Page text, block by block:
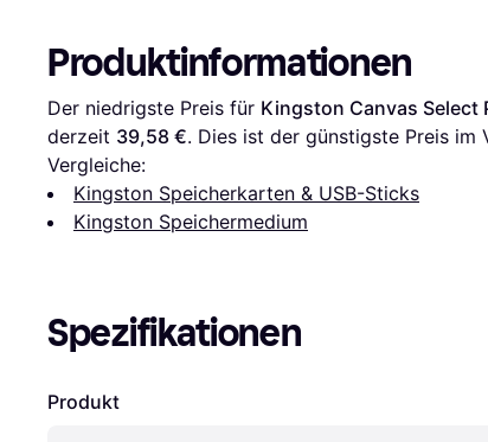
Produktinformationen
Der niedrigste Preis für Kingston Canvas Select
derzeit 39,58 €. Dies ist der günstigste Preis im
Vergleiche:
Kingston Speicherkarten & USB-Sticks
Kingston Speichermedium
Spezifikationen
Produkt